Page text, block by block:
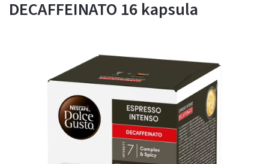
DECAFFEINATO 16 kapsula